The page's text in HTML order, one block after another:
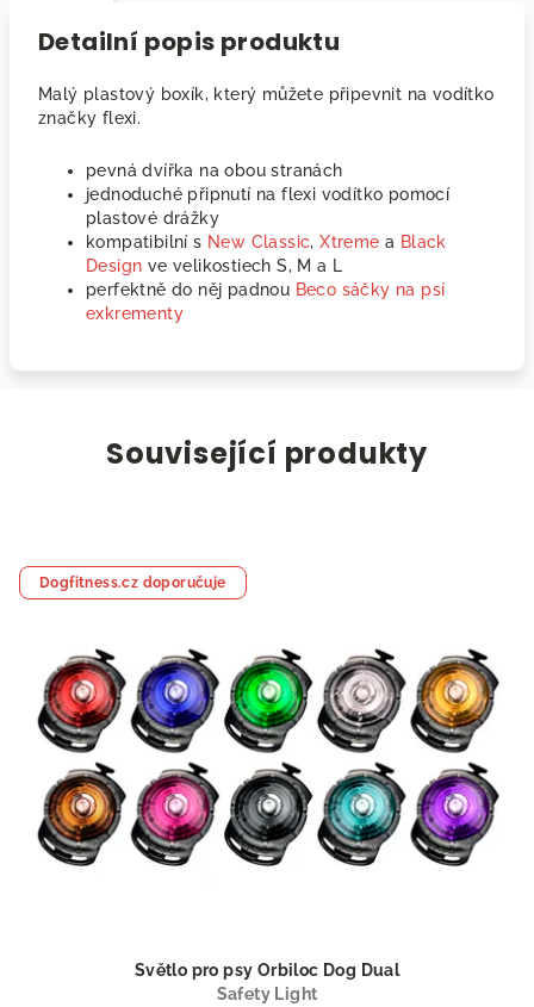
Detailní popis produktu
Malý plastový boxík, který můžete připevnit na vodítko
značky flexi.
pevná dvířka na obou stranách
jednoduché připnutí na flexi vodítko pomocí
plastové drážky
kompatibilní s New Classic,Xtreme a Black
Design ve velikostiech S, M a L
perfektně do něj padnou Beco sáčky na psí
exkrementy
Související produkty
Dogfitness.cz doporučuje
Světlo pro psy Orbiloc Dog Dual
Safety Light